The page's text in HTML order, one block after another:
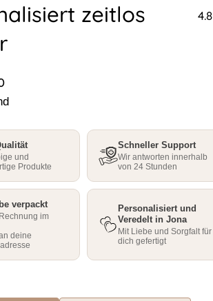
zeitlos
4.8
und
Produkte
Schneller Support
Wir antworten innerhalb
von 24 Stunden
verpackt
im
deine
Personalisiert und
Veredelt in Jona
Mit Liebe und Sorgfalt für
dich gefertigt